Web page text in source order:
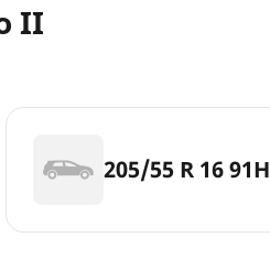
II
205/55 R 16 91H